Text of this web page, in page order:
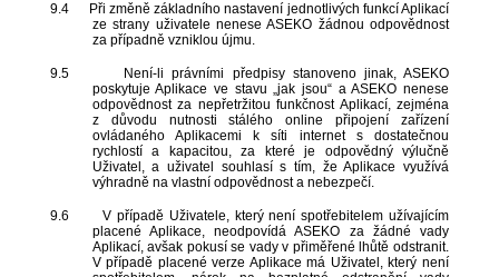
9.4
Při změně základního nastavení jednotlivých funkcí Aplikací
ze strany uživatele nenese ASEKO žádnou odpovědnost
za případně vzniklou újmu.
9.5
Není-li právními předpisy stanoveno jinak, ASEKO
poskytuje Aplikace ve stavu „jak jsou“ a ASEKO nenese
odpovědnost za nepřetržitou funkčnost Aplikací, zejména
z důvodu nutnosti stálého online připojení zařízení
ovládaného Aplikacemi k síti internet s dostatečnou
rychlostí a kapacitou, za které je odpovědný výlučně
Uživatel, a uživatel souhlasí s tím, že Aplikace využívá
výhradně na vlastní odpovědnost a nebezpečí.
9.6
V případě Uživatele, který není spotřebitelem užívajícím
placené Aplikace, neodpovídá ASEKO za žádné vady
Aplikací, avšak pokusí se vady v přiměřené lhůtě odstranit.
V případě placené verze Aplikace má Uživatel, který není